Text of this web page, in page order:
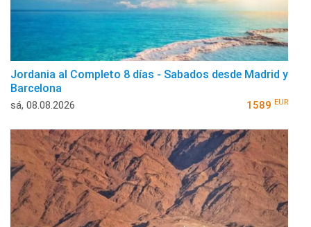
Jordania al Completo 8 días - Sabados desde Madrid y
Barcelona
sá, 08.08.2026 1589 EUR